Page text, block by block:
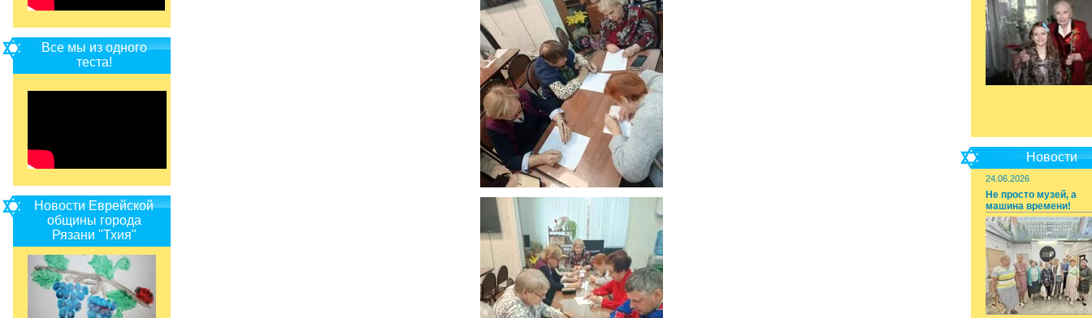
Все мы из одного
теста!
Новости Еврейской
общины города
Рязани "Тхия"
Новости
24.06.2026
Не просто музей, а
машина времени!